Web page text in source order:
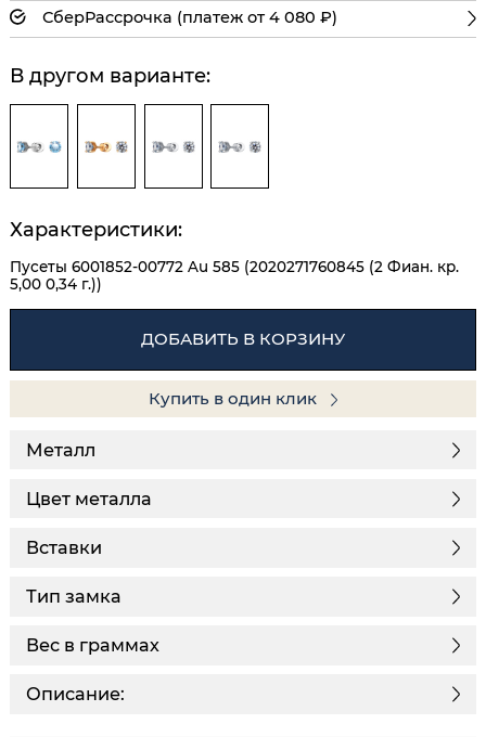
СберРассрочка (платеж от 4 080 ₽)
В другом варианте:
Характеристики:
Пусеты 6001852-00772 Au 585 (2020271760845 (2 Фиан. кр.
5,00 0,34 г.))
ДОБАВИТЬ В КОРЗИНУ
Купить в один клик
Металл
Цвет металла
Вставки
Тип замка
Описание:
Вес в граммах